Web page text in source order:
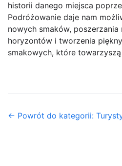
historii danego miejsca
Podróżowanie daje nam
nowych smaków, poszerzania
horyzontów i tworzenia
smakowych, które
← Powrót do kategorii: